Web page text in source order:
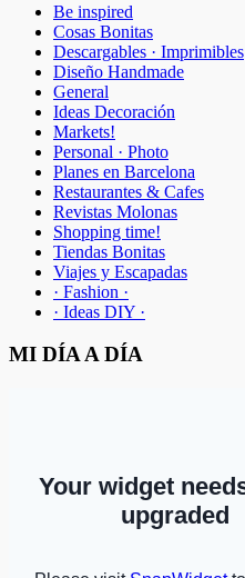
Be inspired
Cosas Bonitas
Descargables · Imprimibles
Diseño Handmade
General
Ideas Decoración
Markets!
Personal · Photo
Planes en Barcelona
Restaurantes & Cafes
Revistas Molonas
Shopping time!
Tiendas Bonitas
Viajes y Escapadas
· Fashion ·
· Ideas DIY ·
MI DÍA A DÍA